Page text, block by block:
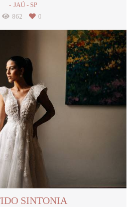
JAÚ - SP
862
0
SINTONIA